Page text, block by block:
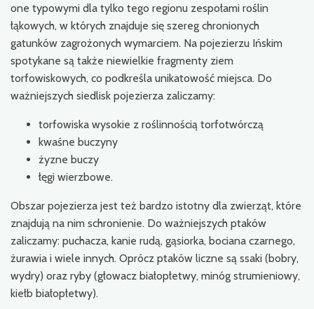
one typowymi dla tylko tego regionu zespołami roślin
łąkowych, w których znajduje się szereg chronionych
gatunków zagrożonych wymarciem. Na pojezierzu Ińskim
spotykane są także niewielkie fragmenty ziem
torfowiskowych, co podkreśla unikatowość miejsca. Do
ważniejszych siedlisk pojezierza zaliczamy:
torfowiska wysokie z roślinnością torfotwórczą
kwaśne buczyny
żyzne buczy
łęgi wierzbowe.
Obszar pojezierza jest też bardzo istotny dla zwierząt, które
znajdują na nim schronienie. Do ważniejszych ptaków
zaliczamy: puchacza, kanie rudą, gąsiorka, bociana czarnego,
żurawia i wiele innych. Oprócz ptaków liczne są ssaki (bobry,
wydry) oraz ryby (głowacz białopłetwy, minóg strumieniowy,
kiełb białopłetwy).